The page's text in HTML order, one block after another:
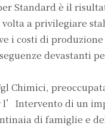
Standard è il
volta a privilegiare
i costi di
devastanti
Chimici,
l’Intervento di un
di famiglie e